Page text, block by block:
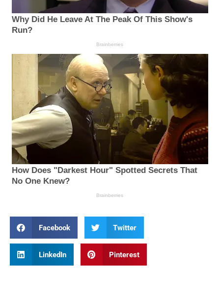
Facebook Twitter
LinkedIn Pinterest